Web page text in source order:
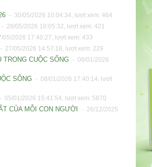
- 30/05/2026 10:04:34, lượt xem: 464
- 28/05/2026 10:05:32, lượt xem: 421
05/2026 17:40:27, lượt xem: 433
- 27/05/2026 14:57:18, lượt xem: 229
CUỘC SỐNG - 08/01/2026
SỐNG - 08/01/2026 17:40:14, lượt
- 05/01/2026 15:41:54, lượt xem: 5870
CỦA MỖI CON NGƯỜI
- 26/12/2025